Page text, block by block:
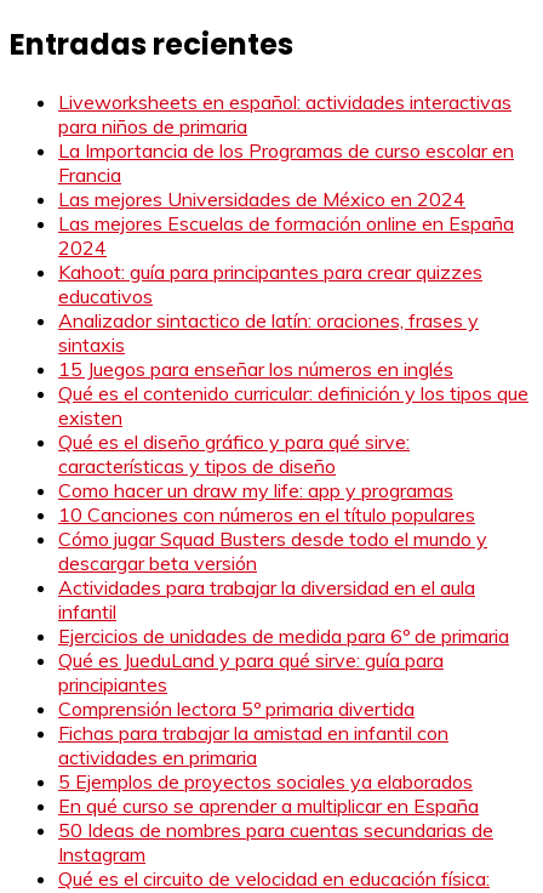
Entradas recientes
Liveworksheets en español: actividades interactivas
para niños de primaria
La Importancia de los Programas de curso escolar en
Francia
Las mejores Universidades de México en 2024
Las mejores Escuelas de formación online en España
2024
Kahoot: guía para principantes para crear quizzes
educativos
Analizador sintactico de latín: oraciones, frases y
sintaxis
15 Juegos para enseñar los números en inglés
Qué es el contenido curricular: definición y los tipos que
existen
Qué es el diseño gráfico y para qué sirve:
características y tipos de diseño
Como hacer un draw my life: app y programas
10 Canciones con números en el título populares
Cómo jugar Squad Busters desde todo el mundo y
descargar beta versión
Actividades para trabajar la diversidad en el aula
infantil
Ejercicios de unidades de medida para 6º de primaria
Qué es JueduLand y para qué sirve: guía para
principiantes
Comprensión lectora 5º primaria divertida
Fichas para trabajar la amistad en infantil con
actividades en primaria
5 Ejemplos de proyectos sociales ya elaborados
En qué curso se aprender a multiplicar en España
50 Ideas de nombres para cuentas secundarias de
Instagram
Qué es el circuito de velocidad en educación física: